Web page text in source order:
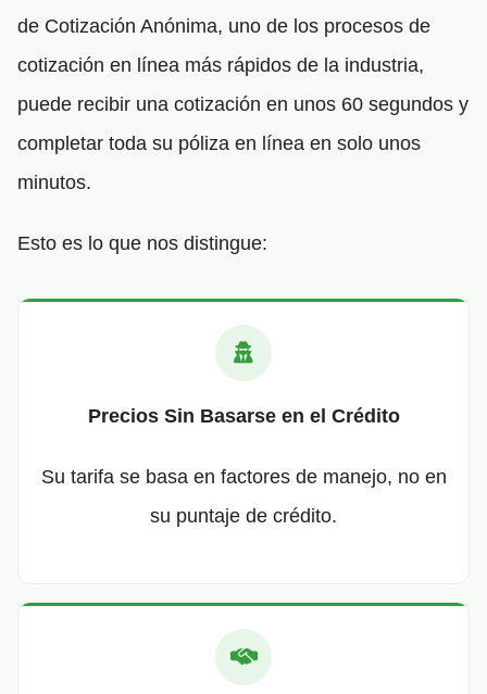
de Cotización Anónima, uno de los procesos de
cotización en línea más rápidos de la industria,
puede recibir una cotización en unos 60 segundos y
completar toda su póliza en línea en solo unos
minutos.
Esto es lo que nos distingue:
Precios Sin Basarse en el Crédito
Su tarifa se basa en factores de manejo, no en
su puntaje de crédito.